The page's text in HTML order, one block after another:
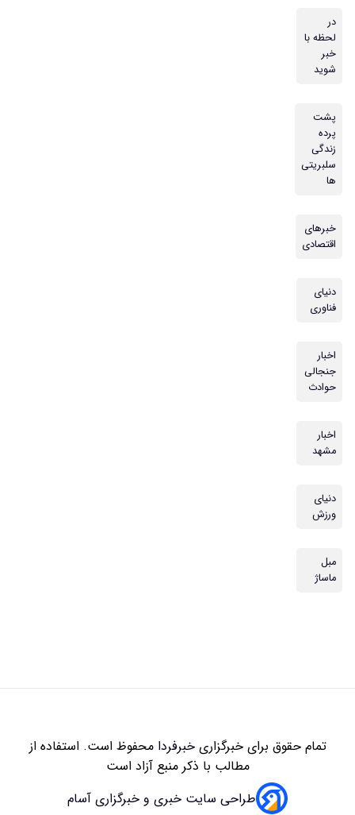
در
لحظه با
خبر
شوید
پشت
پرده
زندگی
سلبریتی
ها
خبرهای
اقتصادی
دنیای
فناوری
اخبار
جنجالی
حوادث
اخبار
مشهد
دنیای
ورزش
مبل
ماساژ
تمام حقوق برای خبرگزاریخبرفردامحفوظ است. استفاده از
مطالب با ذکر منبع آزاد است
طراحی سایت خبری و خبرگزاری آسام